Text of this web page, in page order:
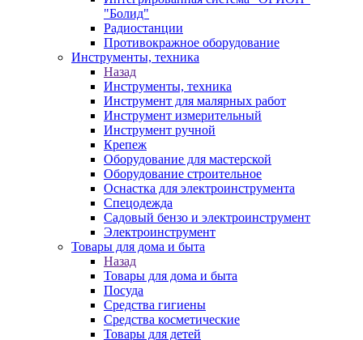
"Болид"
Радиостанции
Противокражное оборудование
Инструменты, техника
Назад
Инструменты, техника
Инструмент для малярных работ
Инструмент измерительный
Инструмент ручной
Крепеж
Оборудование для мастерской
Оборудование строительное
Оснастка для электроинструмента
Спецодежда
Садовый бензо и электроинструмент
Электроинструмент
Товары для дома и быта
Назад
Товары для дома и быта
Посуда
Средства гигиены
Средства косметические
Товары для детей